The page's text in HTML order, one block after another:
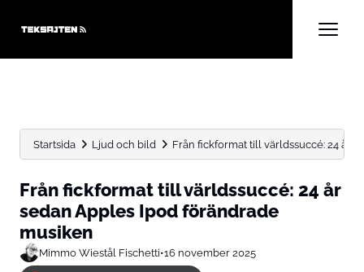
Startsida Ljud och bild Från fickformat till världssuccé: 24 år
Från fickformat till världssuccé: 24 år
sedan Apples Ipod förändrade
musiken
Mimmo Wiestål Fischetti•16 november 2025